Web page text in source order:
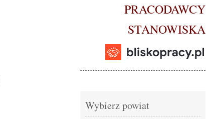
PRACODAWCY
STANOWISKA
Wybierz powiat